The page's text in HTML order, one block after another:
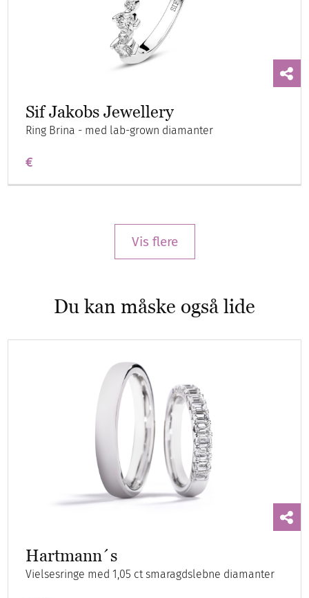
Sif Jakobs Jewellery
Ring Brina - med lab-grown diamanter
€
Vis flere
Du kan måske også lide
Hartmann´s
Vielsesringe med 1,05 ct smaragdslebne diamanter